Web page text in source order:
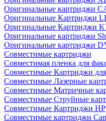
Оригинальные картриджи
Оригинальные Картриджи
Оригинальные Картриджи
Оригинальные картриджи
Оригинальные картриджи
Совместимые картриджи
Совместимая пленка для
Совместимые Картриджи
Совместимые Лазерные
Совместимые Матричные
Совместимые Струйные
Совместимые Картриджи HP
Совместимые картриджи